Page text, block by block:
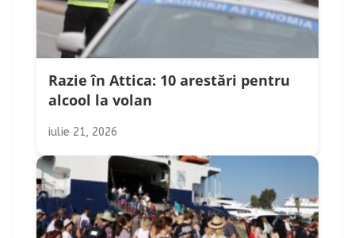
Razie în Attica: 10 arestări pentru
alcool la volan
iulie 21, 2026